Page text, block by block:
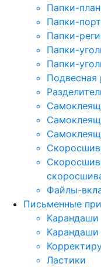
Папки-
Папки-
Папки-
Папки-
Папки-
Подвесная
Файлы-
Письменные
Карандаши
Карандаши
Ластики